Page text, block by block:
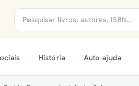
História Auto-ajuda